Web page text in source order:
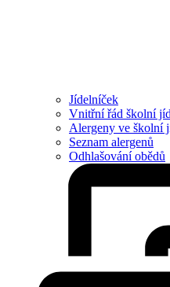
Jídelníček
Vnitřní řád školní
Alergeny ve školní
Seznam alergenů
Odhlašování obědů